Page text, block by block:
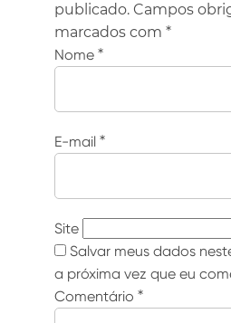
publicado. Campos
marcados com *
Nome *
E-mail *
Site
Salvar meus dados
a próxima vez que eu
Comentário *